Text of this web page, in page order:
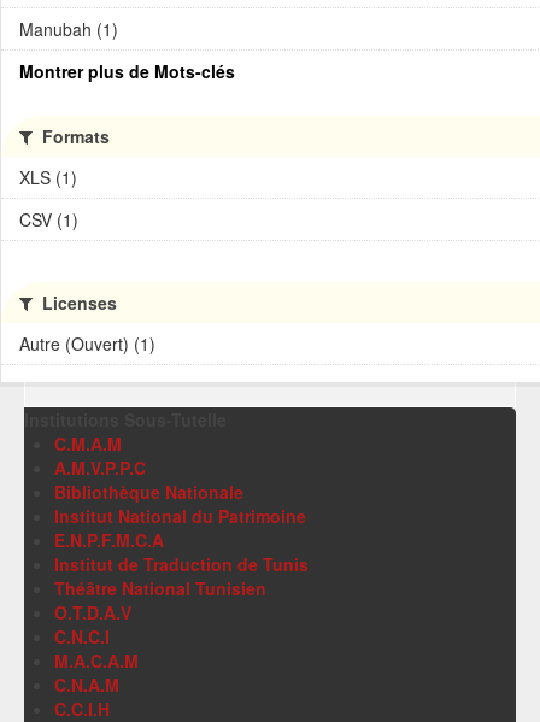
Manubah (1)
Montrer plus de Mots-clés
Formats
XLS (1)
CSV (1)
Licenses
Autre (Ouvert) (1)
C.M.A.M
A.M.V.P.P.C
Bibliothèque Nationale
Institut National du Patrimoine
E.N.P.F.M.C.A
Institut de Traduction de Tunis
Théâtre National Tunisien
O.T.D.A.V
C.N.C.I
M.A.C.A.M
C.N.A.M
C.C.I.H